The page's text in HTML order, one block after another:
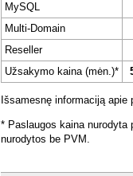
MySQL
Multi-Domain
Reseller
Užsakymo kaina (mėn.)*
Išsamesnę informaciją apie
* Paslaugos kaina nurodyta
nurodytos be PVM.